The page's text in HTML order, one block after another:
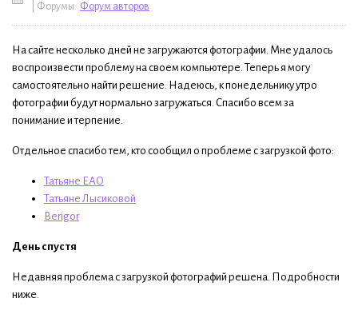
| Форумы: Форум авторов
На сайте несколько дней не загружаются фотографии. Мне удалось
воспроизвести проблему на своем компьютере. Теперь я могу
самостоятельно найти решение. Надеюсь, к понедельнику утро
фотографии будут нормально загружаться. Спасибо всем за
понимание и терпение.
Отдельное спасибо тем, кто сообщил о проблеме с загрузкой фото:
Татьяне ЕАО
Татьяне Лысиковой
Berigor
День спустя
Недавняя проблема с загрузкой фотографий решена. Подробности
ниже.